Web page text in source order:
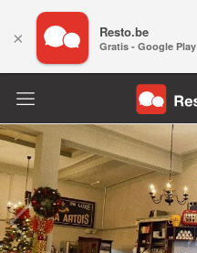
× Resto.be
Gratis - Google Play